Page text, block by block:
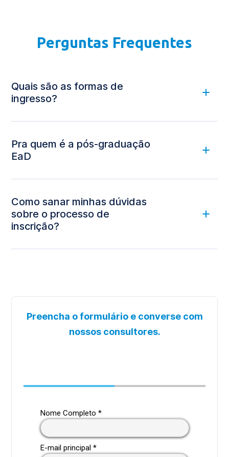
Perguntas Frequentes
Quais são as formas de
ingresso?
consultar as condições com a equipe
comercial
Pra quem é a pós-graduação
EaD
Como sanar minhas dúvidas
sobre o processo de
inscrição?
Preencha o formulário e converse com
nossos consultores.